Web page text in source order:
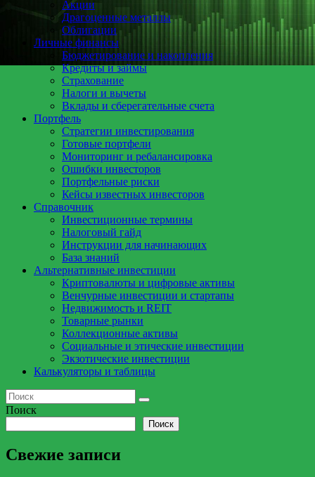
Акции
Драгоценные металлы
Облигации
Личные финансы
Бюджетирование и накопления
Кредиты и займы
Страхование
Налоги и вычеты
Вклады и сберегательные счета
Портфель
Стратегии инвестирования
Готовые портфели
Мониторинг и ребалансировка
Ошибки инвесторов
Портфельные риски
Кейсы известных инвесторов
Справочник
Инвестиционные термины
Налоговый гайд
Инструкции для начинающих
База знаний
Альтернативные инвестиции
Криптовалюты и цифровые активы
Венчурные инвестиции и стартапы
Недвижимость и REIT
Товарные рынки
Коллекционные активы
Социальные и этические инвестиции
Экзотические инвестиции
Калькуляторы и таблицы
Поиск
Поиск
Свежие записи